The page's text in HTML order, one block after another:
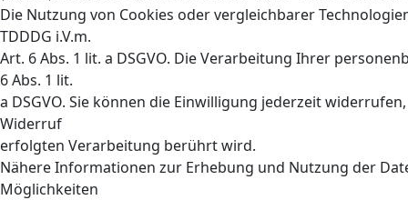
Die Nutzung von Cookies oder vergleichbarer
TDDDG i.V.m.
Art. 6 Abs. 1 lit. a DSGVO. Die Verarbeitung Ihrer
6 Abs. 1 lit.
a DSGVO. Sie können die Einwilligung jederzeit
Widerruf
erfolgten Verarbeitung berührt wird.
Nähere Informationen zur Erhebung und Nutzung der
Möglichkeiten